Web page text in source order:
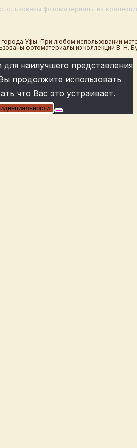
фотоматериалы из
Уфы. При любом использовании
фотоматериалы из коллекции В. Н.
наилучшего представления
продолжите использовать
что Вас это устраивает.